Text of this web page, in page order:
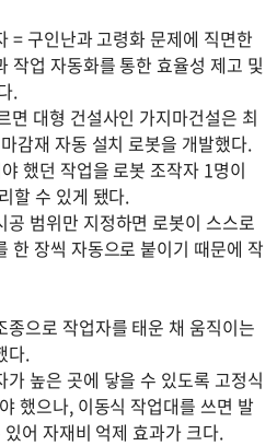
= 구인난과 고령화 문제에 직면한
작업 자동화를 통한 효율성 제고 및
.
면 대형 건설사인 가지마건설은 최
감재 자동 설치 로봇을 개발했다.
했던 작업을 로봇 조작자 1명이
할 수 있게 됐다.
범위만 지정하면 로봇이 스스로
한 장씩 자동으로 붙이기 때문에 작
으로 작업자를 태운 채 움직이는
다.
높은 곳에 닿을 수 있도록 고정식
했으나, 이동식 작업대를 쓰면 발
어 자재비 억제 효과가 크다.